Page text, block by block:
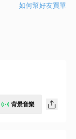
如何幫好友買單
背景音樂